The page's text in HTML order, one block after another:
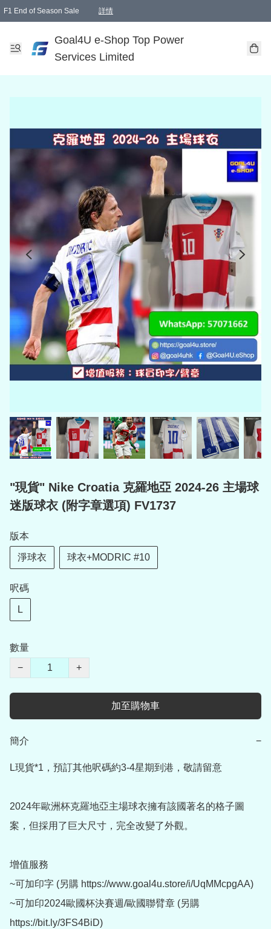
F1 End of Season Sale 詳情
Goal4U e-Shop Top Power
Services Limited
"現貨" Nike Croatia 克羅地亞 2024-26 主場球
迷版球衣 (附字章選項) FV1737
版本
淨球衣 球衣+MODRIC #10
呎碼
L
數量
−
+
加至購物車
簡介 −
L現貨*1，預訂其他呎碼約3-4星期到港，敬請留意
2024年歐洲杯克羅地亞主場球衣擁有該國著名的格子圖
案，但採用了巨大尺寸，完全改變了外觀。
增值服務
~可加印字 (另購 https://www.goal4u.store/i/UqMMcpgAA)
~可加印2024歐國杯決賽週/歐國聯臂章 (另購
https://bit.ly/3FS4BiD)